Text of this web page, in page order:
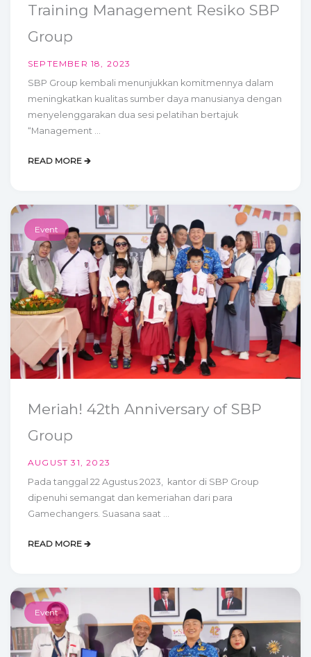
Training Management Resiko SBP
Group
SEPTEMBER 18, 2023
SBP Group kembali menunjukkan komitmennya dalam
meningkatkan kualitas sumber daya manusianya dengan
menyelenggarakan dua sesi pelatihan bertajuk
“Management ...
READ MORE 🡲
Event
Meriah! 42th Anniversary of SBP
Group
AUGUST 31, 2023
Pada tanggal 22 Agustus 2023, kantor di SBP Group
dipenuhi semangat dan kemeriahan dari para
Gamechangers. Suasana saat ...
READ MORE 🡲
Event